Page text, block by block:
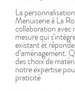
La
Menuiserie à La
collaboration avec
mesure qui
existant et
d’aménagement.
des choix de
notre expertise
praticité